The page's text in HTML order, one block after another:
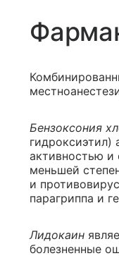
Бензоксония
гидроксиэтил)
активностью и
меньшей
и
парагриппа и
Лидокаин
болезненные